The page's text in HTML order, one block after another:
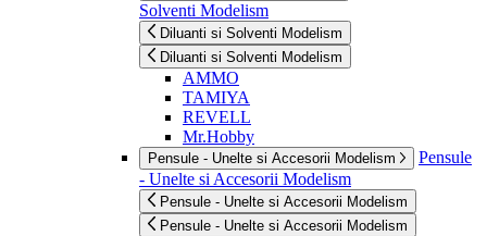
Solventi Modelism
Diluanti si Solventi Modelism
Diluanti si Solventi Modelism
AMMO
TAMIYA
REVELL
Mr.Hobby
Pensule - Unelte si Accesorii Modelism
Pensule
- Unelte si Accesorii Modelism
Pensule - Unelte si Accesorii Modelism
Pensule - Unelte si Accesorii Modelism